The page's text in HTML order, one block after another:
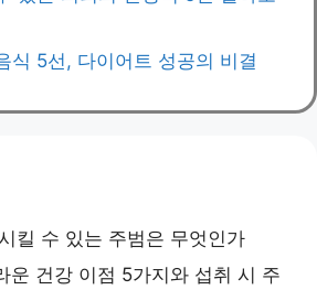
식 5선, 다이어트 성공의 비결
킬 수 있는 주범은 무엇인가
운 건강 이점 5가지와 섭취 시 주